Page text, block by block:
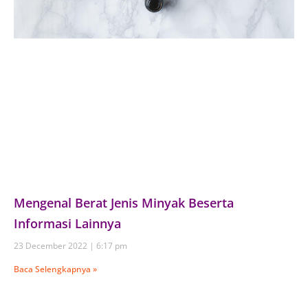
Mengenal Berat Jenis Minyak Beserta
Informasi Lainnya
23 December 2022
6:17 pm
Baca Selengkapnya »